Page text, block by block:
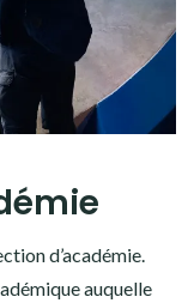
d’académie.
auquelle